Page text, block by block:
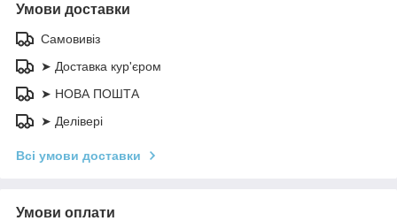
Умови доставки
Самовивіз
➤ Доставка кур'єром
➤ НОВА ПОШТА
➤ Делівері
Всі умови доставки
Умови оплати